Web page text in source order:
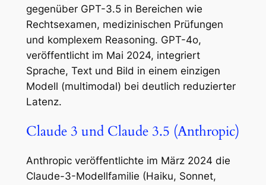
gegenüber GPT-3.5 in Bereichen wie
Rechtsexamen, medizinischen Prüfungen
und komplexem Reasoning. GPT-4o,
veröffentlicht im Mai 2024, integriert
Sprache, Text und Bild in einem einzigen
Modell (multimodal) bei deutlich reduzierter
Latenz.
Claude 3 und Claude 3.5 (Anthropic)
Anthropic veröffentlichte im März 2024 die
Claude-3-Modellfamilie (Haiku, Sonnet,